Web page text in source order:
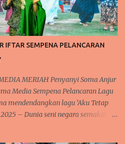
IFTAR SEMPENA PELANCARAN
MERIAH Penyanyi Soma Anjur
Media Sempena Pelancaran Lagu
mendendangkan lagu ‘Aku Tetap
– Dunia seni negara semakin